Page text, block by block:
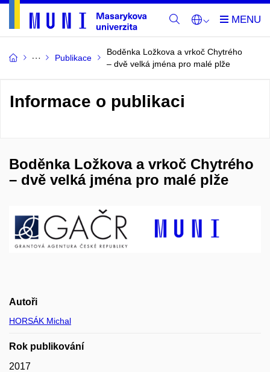
Publikace
Boděnka Ložkova a vrkoč Chytrého
– dvě velká jména pro malé plže
Informace o publikaci
Boděnka Ložkova a vrkoč Chytrého
– dvě velká jména pro malé plže
Autoři
HORSÁK Michal
Rok publikování
2017